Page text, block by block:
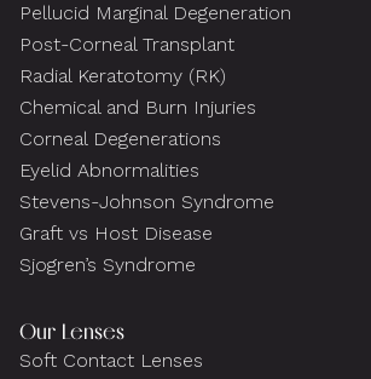
Pellucid Marginal Degeneration
Post-Corneal Transplant
Radial Keratotomy (RK)
Chemical and Burn Injuries
Corneal Degenerations
Eyelid Abnormalities
Stevens-Johnson Syndrome
Graft vs Host Disease
Sjogren’s Syndrome
Our Lenses
Soft Contact Lenses